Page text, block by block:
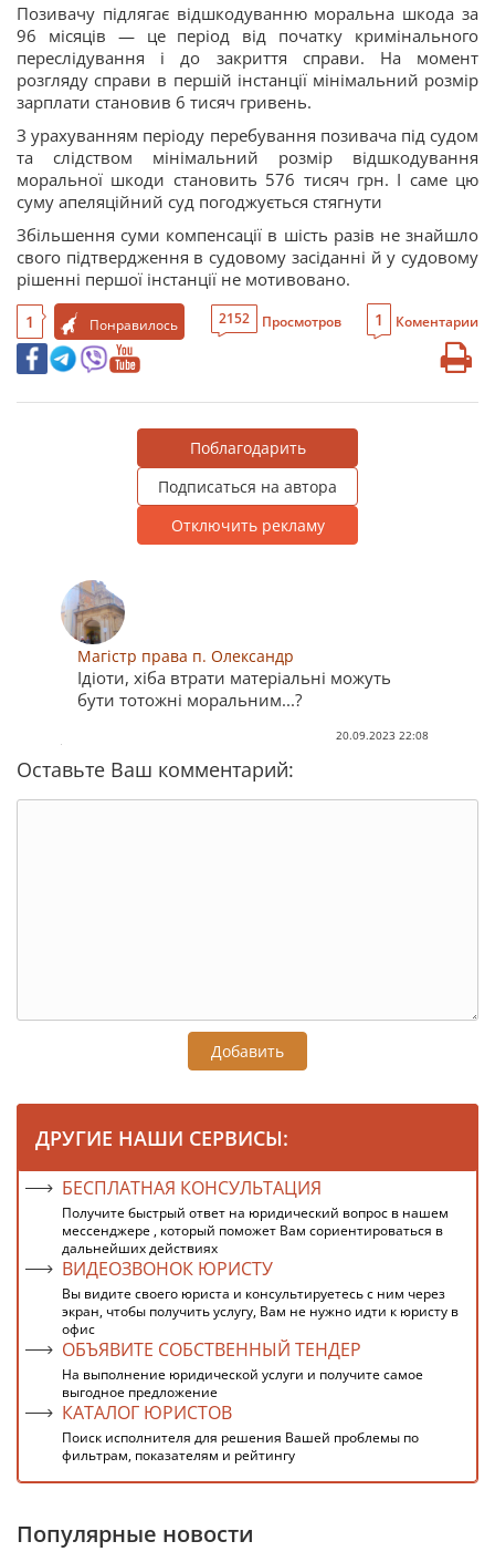
Позивачу підлягає відшкодуванню моральна шкода за
96 місяців — це період від початку кримінального
переслідування і до закриття справи. На момент
розгляду справи в першій інстанції мінімальний розмір
зарплати становив 6 тисяч гривень.
З урахуванням періоду перебування позивача під судом
та слідством мінімальний розмір відшкодування
моральної шкоди становить 576 тисяч грн. І саме цю
суму апеляційний суд погоджується стягнути
Збільшення суми компенсації в шість разів не знайшло
свого підтвердження в судовому засіданні й у судовому
рішенні першої інстанції не мотивовано.
1 Понравилось 2152 Просмотров 1 Коментарии
Поблагодарить
Подписаться на автора
Отключить рекламу
Магістр права п. Олександр
Ідіоти, хіба втрати матеріальні можуть
бути тотожні моральним...?
20.09.2023 22:08
Оставьте Ваш комментарий:
Добавить
ДРУГИЕ НАШИ СЕРВИСЫ:
БЕСПЛАТНАЯ КОНСУЛЬТАЦИЯ
Получите быстрый ответ на юридический вопрос в нашем
мессенджере , который поможет Вам сориентироваться в
дальнейших действиях
ВИДЕОЗВОНОК ЮРИСТУ
Вы видите своего юриста и консультируетесь с ним через
экран, чтобы получить услугу, Вам не нужно идти к юристу в
офис
ОБЪЯВИТЕ СОБСТВЕННЫЙ ТЕНДЕР
На выполнение юридической услуги и получите самое
выгодное предложение
КАТАЛОГ ЮРИСТОВ
Поиск исполнителя для решения Вашей проблемы по
фильтрам, показателям и рейтингу
Популярные новости